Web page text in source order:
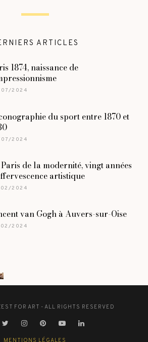
ARTICLES
1874, naissance de
2024
du sport entre 1870 et
2024
de la modernité, vingt années
artistique
2024
van Gogh à Auvers-sur-Oise
2024
FOR ART - ALL RIGHTS RESERVED
MENTIONS LÉGALES